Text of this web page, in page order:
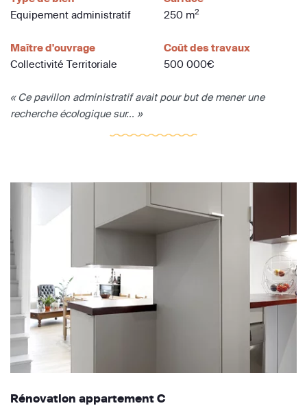
Equipement administratif
250 m2
Maître d'ouvrage
Collectivité Territoriale
Coût des travaux
500 000€
« Ce pavillon administratif avait pour but de mener une
recherche écologique sur... »
Rénovation appartement C